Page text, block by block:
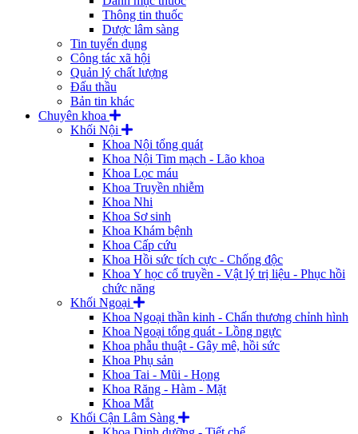
Thông tin thuốc
Dược lâm sàng
Tin tuyển dụng
Công tác xã hội
Quản lý chất lượng
Đấu thầu
Bản tin khác
Chuyên khoa
Khối Nội
Khoa Nội tổng quát
Khoa Nội Tim mạch - Lão khoa
Khoa Lọc máu
Khoa Truyền nhiễm
Khoa Nhi
Khoa Sơ sinh
Khoa Khám bệnh
Khoa Cấp cứu
Khoa Hồi sức tích cực - Chống độc
Khoa Y học cổ truyền - Vật lý trị liệu - Phục hồi
chức năng
Khối Ngoại
Khoa Ngoại thần kinh - Chấn thương chỉnh hình
Khoa Ngoại tổng quát - Lồng ngực
Khoa phẫu thuật - Gây mê, hồi sức
Khoa Phụ sản
Khoa Tai - Mũi - Họng
Khoa Răng - Hàm - Mặt
Khoa Mắt
Khối Cận Lâm Sàng